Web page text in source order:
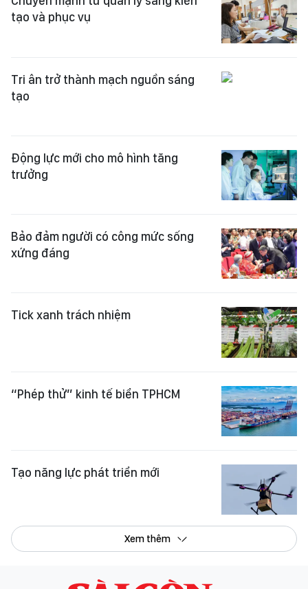
tạo và phục vụ
Tri ân trở thành mạch nguồn sáng
tạo
Động lực mới cho mô hình tăng
trưởng
Bảo đảm người có công mức sống
xứng đáng
Tick xanh trách nhiệm
“Phép thử” kinh tế biển TPHCM
Tạo năng lực phát triển mới
Xem thêm